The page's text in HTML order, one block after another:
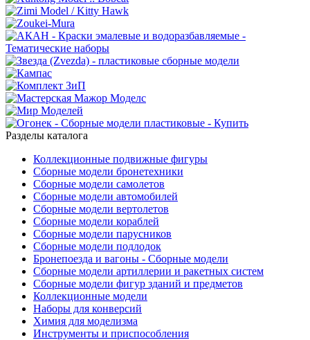
Разделы каталога
Коллекционные подвижные фигуры
Сборные модели бронетехники
Сборные модели самолетов
Сборные модели автомобилей
Сборные модели вертолетов
Сборные модели кораблей
Сборные модели парусников
Сборные модели подлодок
Бронепоезда и вагоны - Сборные модели
Сборные модели артиллерии и ракетных систем
Сборные модели фигур зданий и предметов
Коллекционные модели
Наборы для конверсий
Химия для моделизма
Инструменты и приспособления